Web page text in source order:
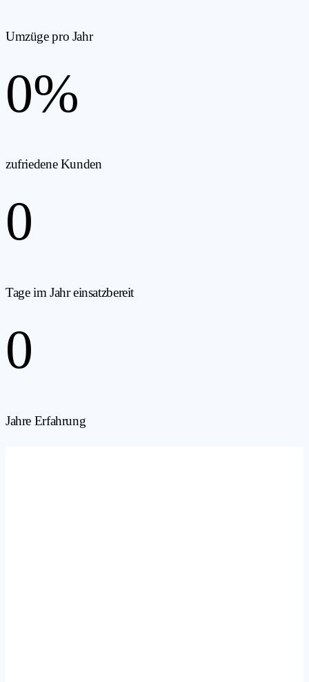
Umzüge pro Jahr
0%
zufriedene Kunden
0
Tage im Jahr einsatzbereit
0
Jahre Erfahrung